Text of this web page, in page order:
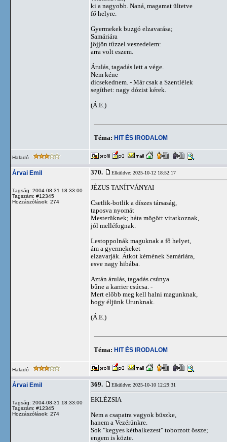
ki a nagyobb. Naná, magamat ültetve
fő helyre.
Gyermekek buzgó elzavarása;
Samáriára
jöjjön tűzzel veszedelem:
arra volt eszem.
Árulás, tagadás lett a vége.
Nem kéne
dicsekednem. - Már csak a Szentlélek
segíthet: nagy dózist kérek.
(Á.E.)
Téma: HIT ÉS IRODALOM
Haladó
Árvai Emil
Tagság: 2004-08-31 18:33:00
Tagszám: #12345
Hozzászólások: 274
370. Elküldve: 2025-10-12 18:52:17
JÉZUS TANÍTVÁNYAI
Csetlik-botlik a díszes társaság,
taposva nyomát
Mesterüknek; háta mögött vitatkoznak,
jól melléfognak.
Lestoppolnák maguknak a fő helyet,
ám a gyermekeket
elzavarják. Átkot kérnének Samáriára,
esve nagy hibába.
Aztán árulás, tagadás csúnya
bűne a karrier csúcsa. -
Mert előbb meg kell halni magunknak,
hogy éljünk Urunknak.
(Á.E.)
Téma: HIT ÉS IRODALOM
Haladó
Árvai Emil
Tagság: 2004-08-31 18:33:00
Tagszám: #12345
Hozzászólások: 274
369. Elküldve: 2025-10-10 12:29:31
EKLÉZSIA
Nem a csapatra vagyok büszke,
hanem a Vezérünkre.
Sok "kegyes kétbalkezest" toborzott össze;
engem is közte.